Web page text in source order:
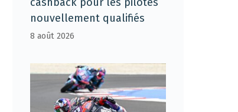
nouvellement qualifiés
8 août 2026